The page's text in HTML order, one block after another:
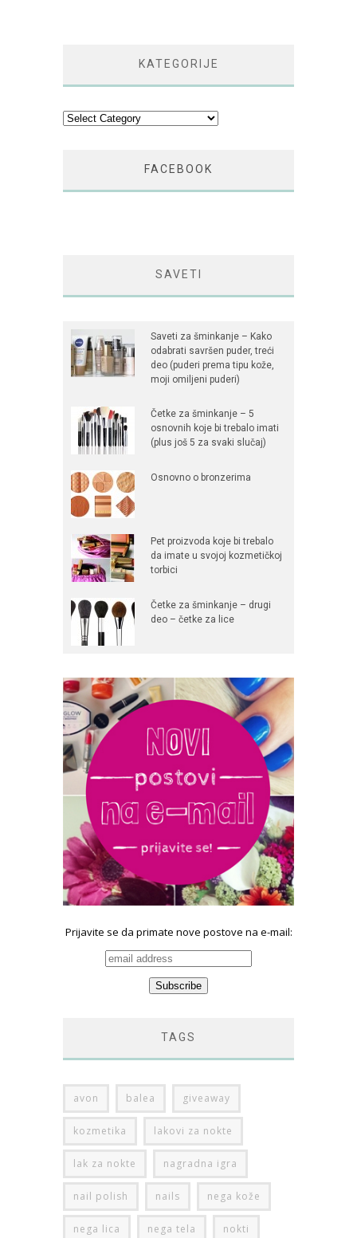
KATEGORIJE
Kategorije
FACEBOOK
SAVETI
Saveti za šminkanje – Kako
odabrati savršen puder, treći
deo (puderi prema tipu kože,
moji omiljeni puderi)
Četke za šminkanje – 5
osnovnih koje bi trebalo imati
(plus još 5 za svaki slučaj)
Osnovno o bronzerima
Pet proizvoda koje bi trebalo
da imate u svojoj kozmetičkoj
torbici
Četke za šminkanje – drugi
deo – četke za lice
Prijavite se da primate nove postove na e-mail:
TAGS
avon balea giveaway
kozmetika lakovi za nokte
lak za nokte nagradna igra
nail polish nails nega kože
nega lica nega tela nokti